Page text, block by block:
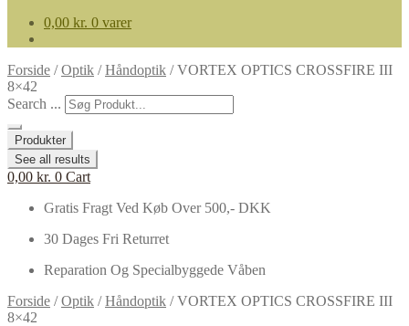
0,00 kr. 0 varer
Forside /Optik /Håndoptik /VORTEX OPTICS CROSSFIRE III
8×42
Search ...
Produkter
See all results
0,00 kr. 0 Cart
Gratis Fragt Ved Køb Over 500,- DKK
30 Dages Fri Returret
Reparation Og Specialbyggede Våben
Forside /Optik /Håndoptik /VORTEX OPTICS CROSSFIRE III
8×42